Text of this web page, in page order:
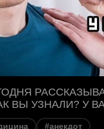
ВЫ УЗНАЛИ? У
#анекдот